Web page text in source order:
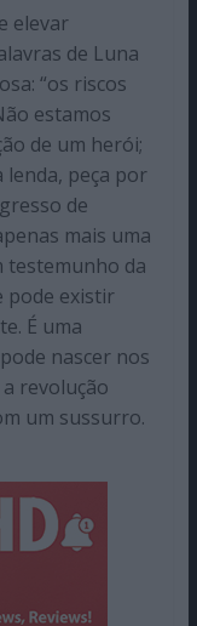
elevar
de Luna
“os riscos
estamos
de um herói;
lenda, peça por
de
mais uma
testemunho da
pode existir
É uma
nascer nos
revolução
um sussurro.